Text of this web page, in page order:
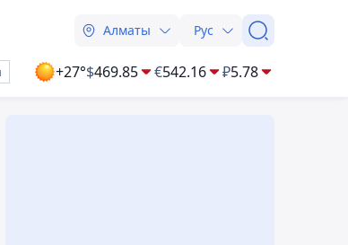
Алматы Рус
+27°$469.85 €542.16 ₽5.78